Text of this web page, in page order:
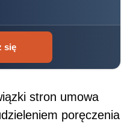
się
stron umowa
poręczenia